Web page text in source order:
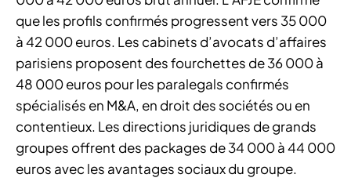
que les profils confirmés progressent vers 35 000
à 42 000 euros. Les cabinets d’avocats d’affaires
parisiens proposent des fourchettes de 36 000 à
48 000 euros pour les paralegals confirmés
spécialisés en M&A, en droit des sociétés ou en
contentieux. Les directions juridiques de grands
groupes offrent des packages de 34 000 à 44 000
euros avec les avantages sociaux du groupe.